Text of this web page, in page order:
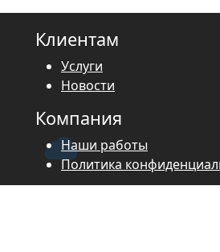
Клиентам
Услуги
Новости
Компания
Наши работы
Политика